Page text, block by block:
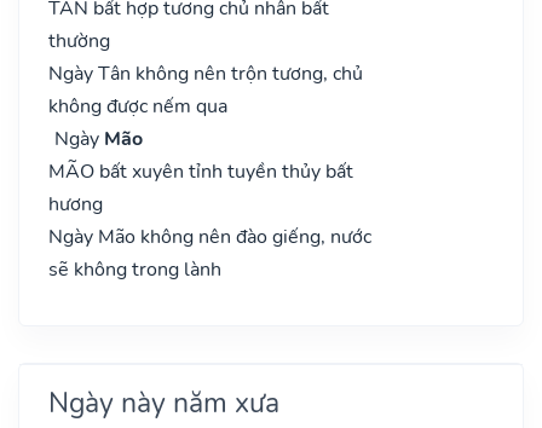
TÂN bất hợp tương chủ nhân bất
thường
Ngày Tân không nên trộn tương, chủ
không được nếm qua
Ngày Mão
MÃO bất xuyên tỉnh tuyền thủy bất
hương
Ngày Mão không nên đào giếng, nước
sẽ không trong lành
Ngày này năm xưa